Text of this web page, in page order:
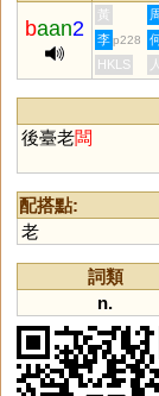
baan2
黃 周
李 p228
HKLS
後臺老闆
配搭點:
老
詞類
n.